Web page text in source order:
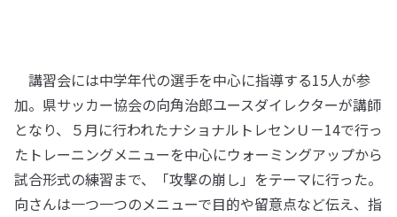
講習会には中学年代の選手を中心に指導する15人が参
加。県サッカー協会の向角治郎ユースダイレクターが講師
となり、５月に行われたナショナルトレセンＵ－14で行っ
たトレーニングメニューを中心にウォーミングアップから
試合形式の練習まで、「攻撃の崩し」をテーマに行った。
向さんは一つ一つのメニューで目的や留意点など伝え、指